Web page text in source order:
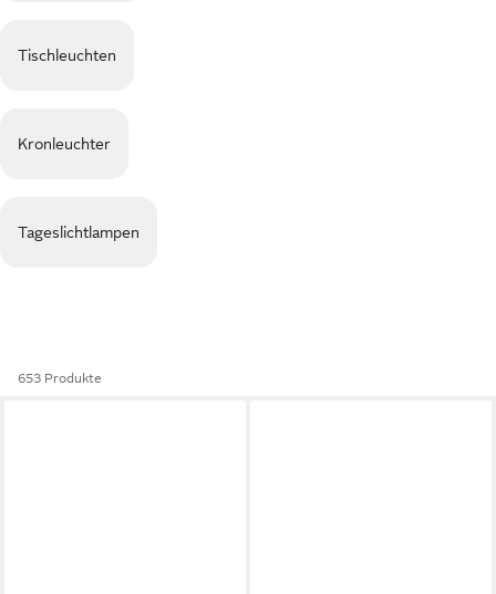
Tischleuchten
Kronleuchter
Tageslichtlampen
653 Produkte